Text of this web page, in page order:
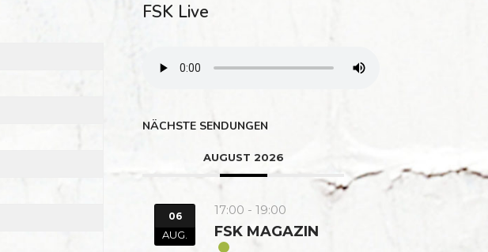
FSK Live
NÄCHSTE SENDUNGEN
AUGUST 2026
06
AUG.
17:00 -19:00
FSK MAGAZIN